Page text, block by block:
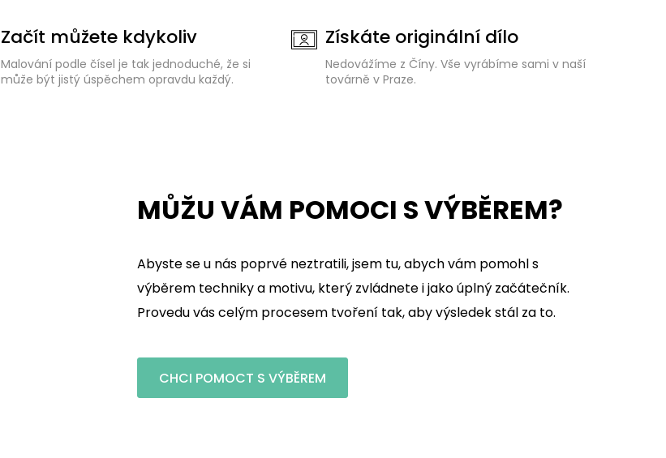
Začít můžete kdykoliv
Malování podle čísel je tak jednoduché, že si
může být jistý úspěchem opravdu každý.
Získáte originální dílo
Nedovážíme z Číny. Vše vyrábíme sami v naší
továrně v Praze.
MŮŽU VÁM POMOCI S VÝBĚREM?
Abyste se u nás poprvé neztratili, jsem tu, abych vám pomohl s
výběrem techniky a motivu, který zvládnete i jako úplný začátečník.
Provedu vás celým procesem tvoření tak, aby výsledek stál za to.
CHCI POMOCT S VÝBĚREM